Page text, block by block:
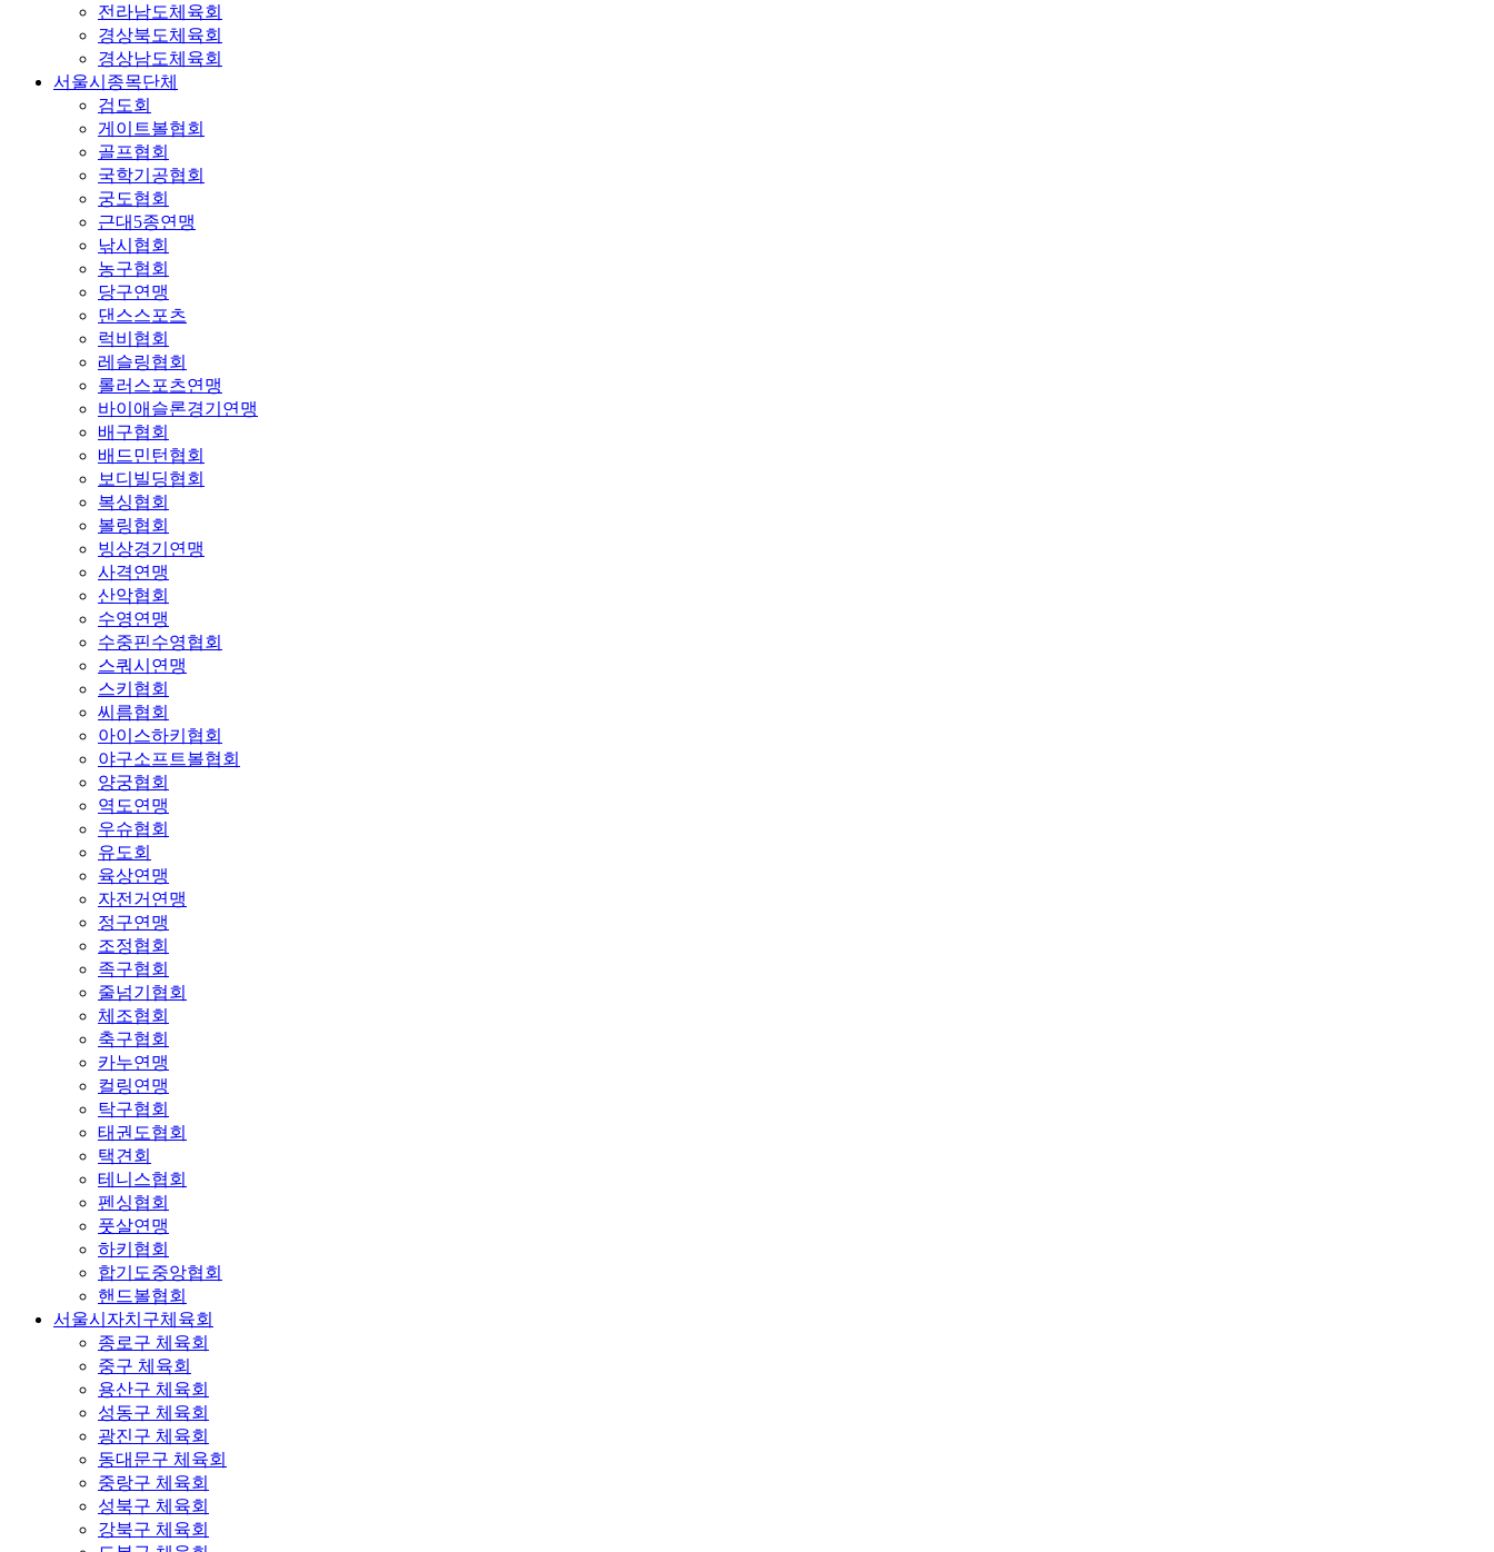
전라남도체육회
경상북도체육회
경상남도체육회
서울시종목단체
검도회
게이트볼협회
골프협회
국학기공협회
궁도협회
근대5종연맹
낚시협회
농구협회
당구연맹
댄스스포츠
럭비협회
레슬링협회
롤러스포츠연맹
바이애슬론경기연맹
배구협회
배드민턴협회
보디빌딩협회
복싱협회
볼링협회
빙상경기연맹
사격연맹
산악협회
수영연맹
수중핀수영협회
스쿼시연맹
스키협회
씨름협회
아이스하키협회
야구소프트볼협회
양궁협회
역도연맹
우슈협회
유도회
육상연맹
자전거연맹
정구연맹
조정협회
족구협회
줄넘기협회
체조협회
축구협회
카누연맹
컬링연맹
탁구협회
태권도협회
택견회
테니스협회
펜싱협회
풋살연맹
하키협회
합기도중앙협회
핸드볼협회
서울시자치구체육회
종로구 체육회
중구 체육회
용산구 체육회
성동구 체육회
광진구 체육회
동대문구 체육회
중랑구 체육회
성북구 체육회
강북구 체육회